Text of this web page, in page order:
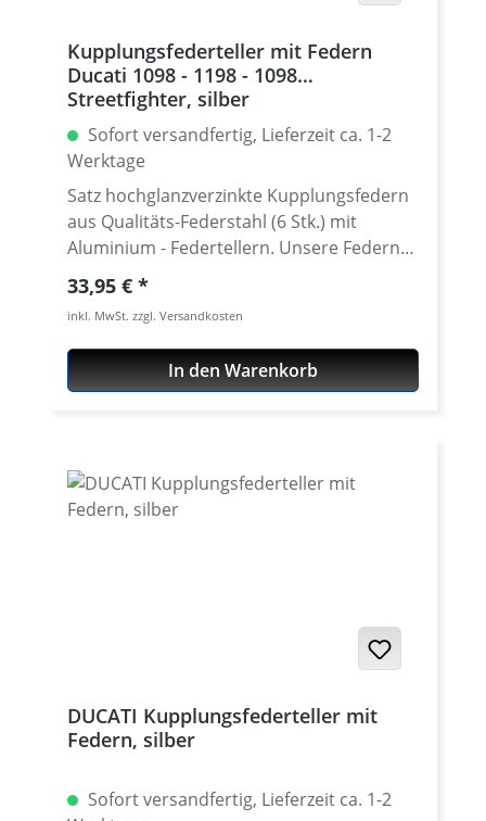
Kupplungsfederteller mit Federn
Ducati 1098 - 1198 - 1098
Streetfighter, silber
Sofort versandfertig, Lieferzeit ca. 1-2
Werktage
Satz hochglanzverzinkte Kupplungsfedern
aus Qualitäts-Federstahl (6 Stk.) mit
Aluminium - Federtellern. Unsere Federn
entsprechen in der Federrate denen der
Original-Feder, sind jedoch rostfrei
verzinkt. Länge 38mm. Wir bevorzugen
eindeutig einen hochglanzverzinkten
Qualitätsfederstahl, da Edelstahl-Federn
Eloxal-Farben erhältlich.
Regulärer Preis:
33,95 €
inkl. MwSt. zzgl. Versandkosten
In den Warenkorb
DUCATI Kupplungsfederteller mit
Federn, silber
Sofort versandfertig, Lieferzeit ca. 1-2